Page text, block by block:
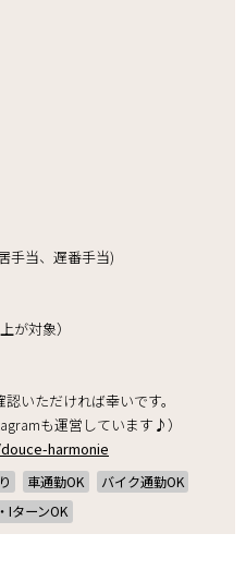
手当、遅番手当)
が対象）
いただければ幸いです。
も運営しています♪）
harmonie
車通勤OK
バイク通勤OK
IターンOK